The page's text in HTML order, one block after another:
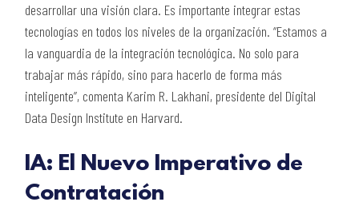
desarrollar una visión clara. Es importante integrar estas
tecnologías en todos los niveles de la organización. “Estamos a
la vanguardia de la integración tecnológica. No solo para
trabajar más rápido, sino para hacerlo de forma más
inteligente”, comenta Karim R. Lakhani, presidente del Digital
Data Design Institute en Harvard.
IA: El Nuevo Imperativo de
Contratación